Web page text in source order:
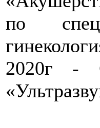
по
2020г -